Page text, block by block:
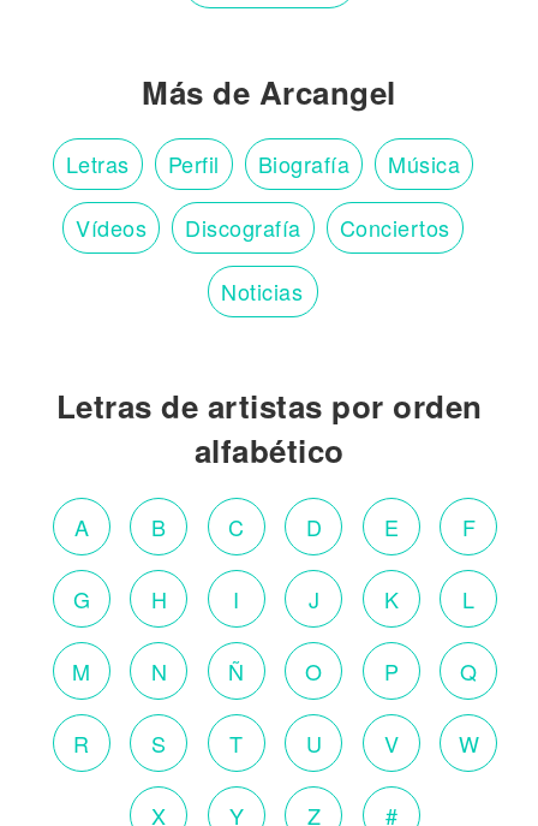
Más de Arcangel
Letras Perfil Biografía Música
Vídeos Discografía Conciertos
Noticias
Letras de artistas por orden
alfabético
A B C D E F
G H I J K L
M N Ñ O P Q
R S T U V W
X Y Z #